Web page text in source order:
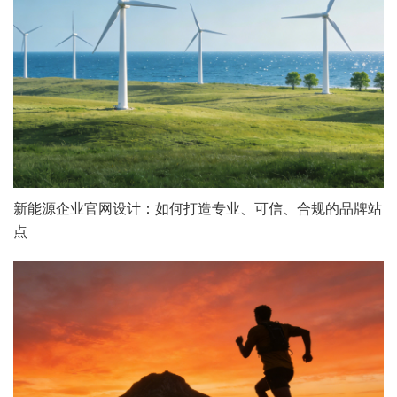
新能源企业官网设计：如何打造专业、可信、合规的品牌站
点
电话：13147070783